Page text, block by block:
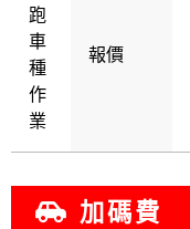
跑
車
種
作
業
報價
加碼費